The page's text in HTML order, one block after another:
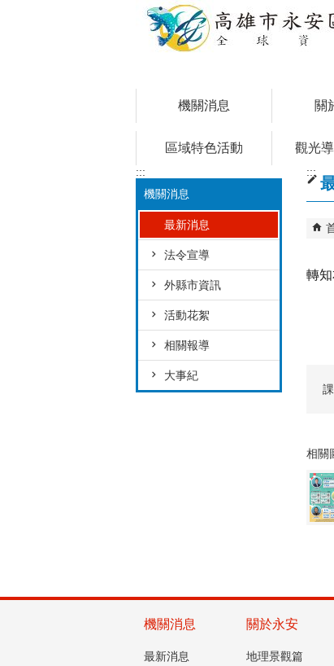
機關消息 關
區域特色活動 觀光
:::
機關消息
最新消息
法令宣導
外縣市資訊
活動花絮
相關報導
大事紀
:::
轉
相關
機關消息
最新消息
關於永安
地理景觀篇